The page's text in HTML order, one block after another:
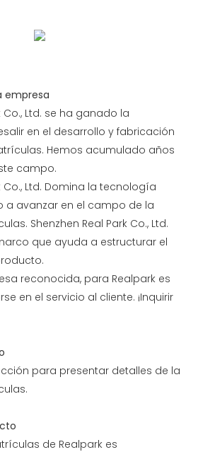
empresa
Co., Ltd. se ha ganado la
en el desarrollo y fabricación
Hemos acumulado años
campo.
Co., Ltd. Domina la tecnología
a avanzar en el campo de la
Shenzhen Real Park Co., Ltd.
que ayuda a estructurar el
reconocida, para Realpark es
en el servicio al cliente. ¡Inquirir
para presentar detalles de la
de Realpark es